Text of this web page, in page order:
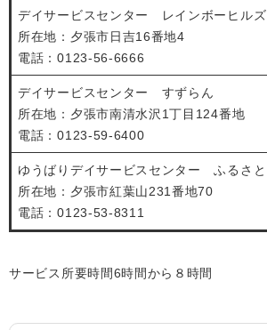
デイサービスセンター レインボーヒルズ
所在地：夕張市日吉16番地4
電話：0123-56-6666
デイサービスセンター すずらん
所在地：夕張市南清水沢1丁目124番地
電話：0123-59-6400
ゆうばりデイサービスセンター ふるさと
所在地：夕張市紅葉山231番地70
電話：0123-53-8311
サービス所要時間6時間から８時間